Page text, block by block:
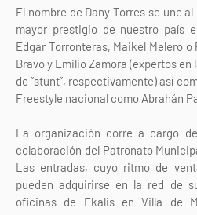
El nombre de Dany Torres se une
mayor prestigio de nuestro país
Edgar Torronteras, Maikel Melero
Bravo y Emilio Zamora (expertos en
de “stunt”, respectivamente) así
Freestyle nacional como Abrahán
La organización corre a cargo
colaboración del Patronato
Las entradas, cuyo ritmo de
pueden adquirirse en la red de
oficinas de Ekalis en Villa de